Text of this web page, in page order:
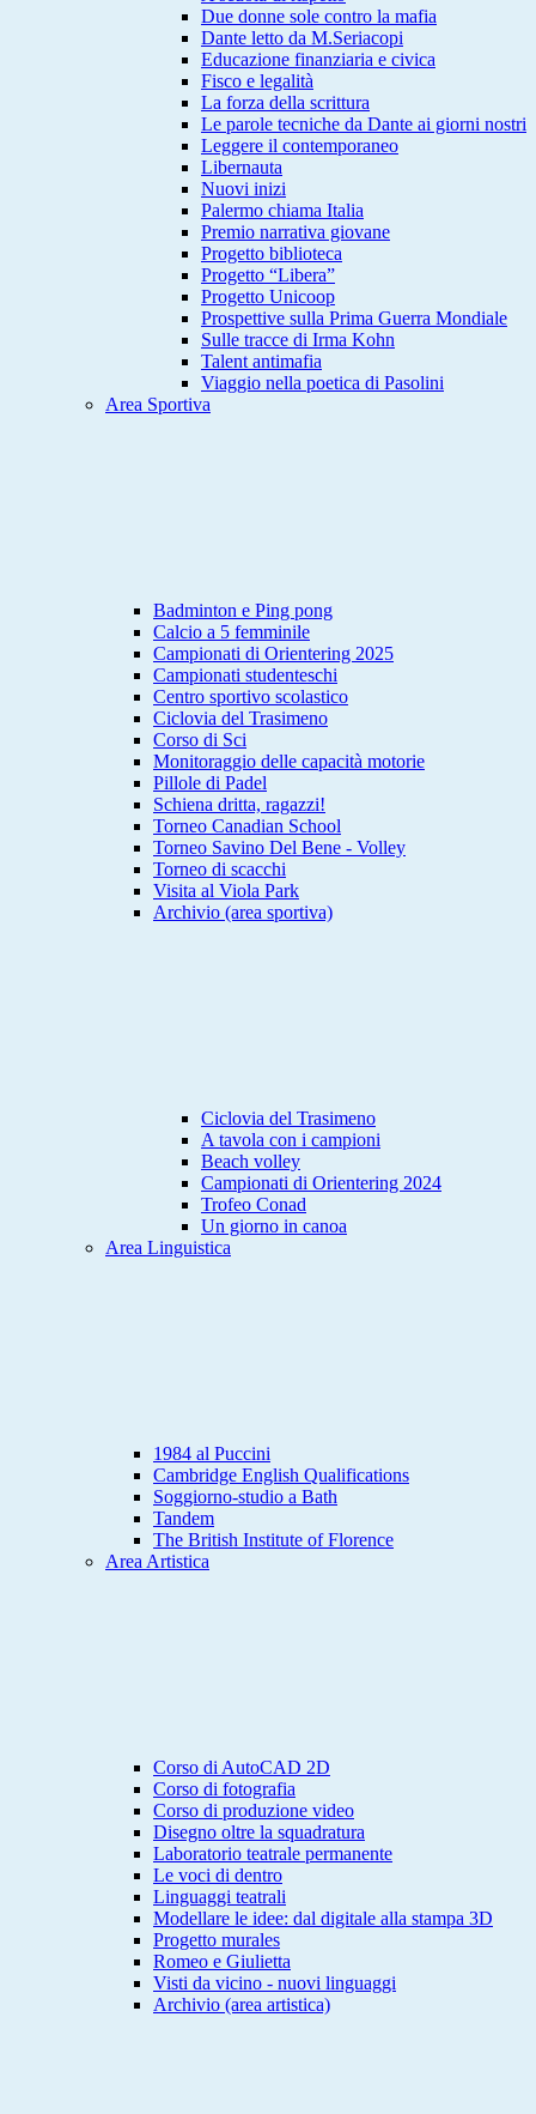
Due donne sole contro la mafia
Dante letto da M.Seriacopi
Educazione finanziaria e civica
Fisco e legalità
La forza della scrittura
Le parole tecniche da Dante ai giorni nostri
Leggere il contemporaneo
Libernauta
Nuovi inizi
Palermo chiama Italia
Premio narrativa giovane
Progetto biblioteca
Progetto “Libera”
Progetto Unicoop
Prospettive sulla Prima Guerra Mondiale
Sulle tracce di Irma Kohn
Talent antimafia
Viaggio nella poetica di Pasolini
Area Sportiva
Badminton e Ping pong
Calcio a 5 femminile
Campionati di Orientering 2025
Campionati studenteschi
Centro sportivo scolastico
Ciclovia del Trasimeno
Corso di Sci
Monitoraggio delle capacità motorie
Pillole di Padel
Schiena dritta, ragazzi!
Torneo Canadian School
Torneo Savino Del Bene - Volley
Torneo di scacchi
Visita al Viola Park
Archivio (area sportiva)
Ciclovia del Trasimeno
A tavola con i campioni
Beach volley
Campionati di Orientering 2024
Trofeo Conad
Un giorno in canoa
Area Linguistica
1984 al Puccini
Cambridge English Qualifications
Soggiorno-studio a Bath
Tandem
The British Institute of Florence
Area Artistica
Corso di AutoCAD 2D
Corso di fotografia
Corso di produzione video
Disegno oltre la squadratura
Laboratorio teatrale permanente
Le voci di dentro
Linguaggi teatrali
Modellare le idee: dal digitale alla stampa 3D
Progetto murales
Romeo e Giulietta
Visti da vicino - nuovi linguaggi
Archivio (area artistica)